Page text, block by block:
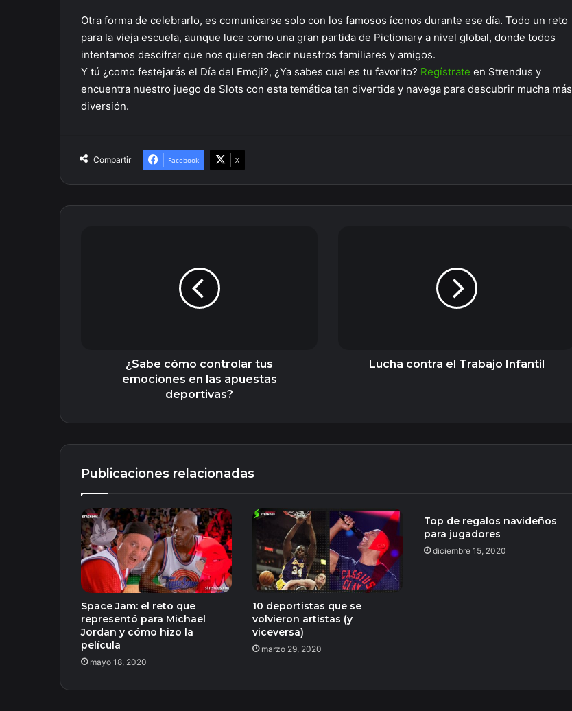
Otra forma de celebrarlo, es comunicarse solo con los famosos íconos durante ese día. Todo un reto
para la vieja escuela, aunque luce como una gran partida de Pictionary a nivel global, donde todos
intentamos descifrar que nos quieren decir nuestros familiares y amigos.
Y tú ¿como festejarás el Día del Emoji?, ¿Ya sabes cual es tu favorito? Regístrate en Strendus y
encuentra nuestro juego de Slots con esta temática tan divertida y navega para descubrir mucha más
diversión.
Compartir Facebook X
¿Sabe cómo controlar tus
emociones en las apuestas
deportivas?
Lucha contra el Trabajo Infantil
Publicaciones relacionadas
Space Jam: el reto que
representó para Michael
Jordan y cómo hizo la
película
mayo 18, 2020
10 deportistas que se
volvieron artistas (y
viceversa)
marzo 29, 2020
Top de regalos navideños
para jugadores
diciembre 15, 2020